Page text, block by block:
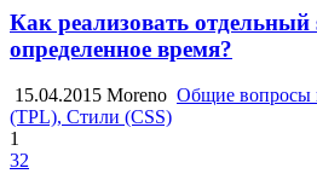
Как реализовать
определенное время?
15.04.2015 Moreno Общие вопросы
(TPL), Стили (CSS)
1
32